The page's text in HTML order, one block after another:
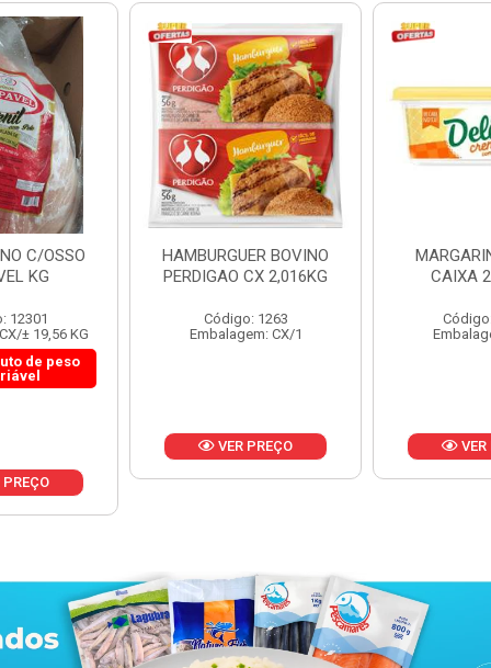
BOVINO
2,016KG
1263
CX/1
MARGARINA DELINE
CAIXA 24X250G
Código: 12886
Embalagem: CX/1
VER PREÇO
CAIXA
VER